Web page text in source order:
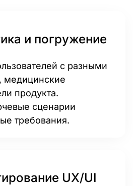
и погружение
с разными
медицинские
продукта.
сценарии
требования.
UX/UI